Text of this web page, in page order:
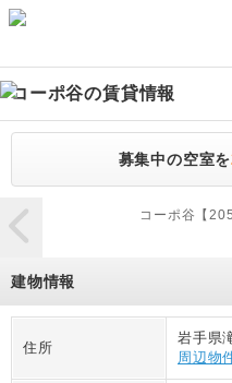
コーポ谷の賃貸情報
募集中の空室を
コーポ谷【
建物情報
住所
岩手県
周辺物